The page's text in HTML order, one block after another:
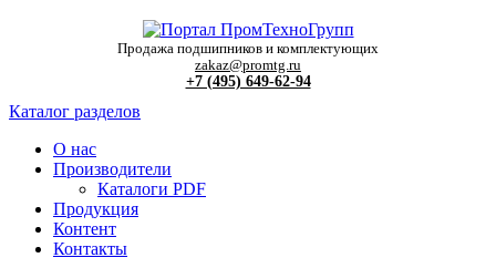
Продажа подшипников и комплектующих
zakaz@promtg.ru
+7 (495) 649-62-94
Каталог разделов
О нас
Производители
Каталоги PDF
Продукция
Контент
Контакты